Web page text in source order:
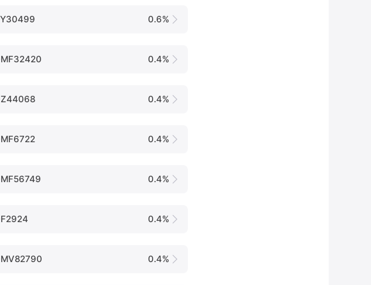
0.6%
0.4%
0.4%
0.4%
0.4%
0.4%
0.4%